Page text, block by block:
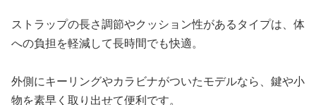
ストラップの長さ調節やクッション性があるタイプは、体
への負担を軽減して長時間でも快適。
外側にキーリングやカラビナがついたモデルなら、鍵や小
物を素早く取り出せて便利です。